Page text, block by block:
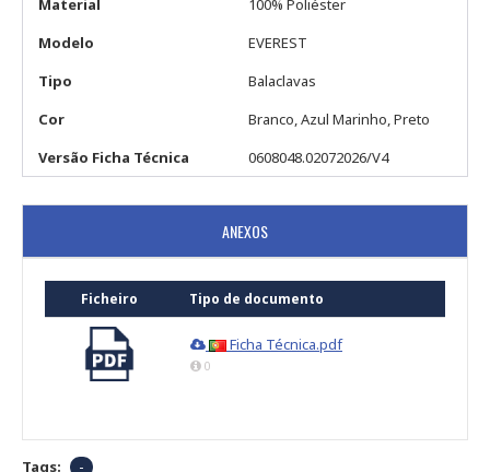
Material
100% Poliéster
Modelo
EVEREST
Tipo
Balaclavas
Cor
Branco, Azul Marinho, Preto
Versão Ficha Técnica
0608048.02072026/V4
ANEXOS
Ficheiro Tipo de documento
Ficha Técnica.pdf
0
Tags: -